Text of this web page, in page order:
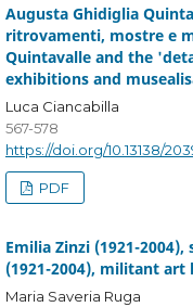
Augusta Ghidiglia
ritrovamenti, mostre e
Quintavalle and the
exhibitions and
Luca Ciancabilla
567-578
https://doi.org/10.13138/
PDF
Emilia Zinzi (1921-
(1921-2004), militant art
Maria Saveria Ruga